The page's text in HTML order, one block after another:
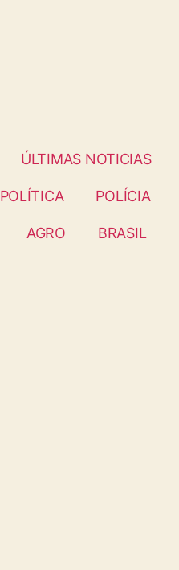
ÚLTIMAS NOTICIAS
POLÍTICA POLÍCIA
AGRO BRASIL